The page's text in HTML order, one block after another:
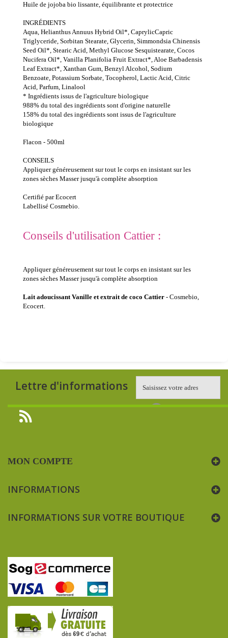
Huile de jojoba bio lissante, équilibrante et protectrice
INGRÉDIENTS
Aqua, Helianthus Annuus Hybrid Oil*, CaprylicCapric
Triglyceride, Sorbitan Stearate, Glycerin, Simmondsia Chinensis
Seed Oil*, Stearic Acid, Methyl Glucose Sesquistearate, Cocos
Nucifera Oil*, Vanilla Planifolia Fruit Extract*, Aloe Barbadensis
Leaf Extract*, Xanthan Gum, Benzyl Alcohol, Sodium
Benzoate, Potassium Sorbate, Tocopherol, Lactic Acid, Citric
Acid, Parfum, Linalool
* Ingrédients issus de l'agriculture biologique
988% du total des ingrédients sont d'origine naturelle
158% du total des ingrédients sont issus de l'agriculture
biologique
Flacon - 500ml
CONSEILS
Appliquer généreusement sur tout le corps en insistant sur les
zones sèches Masser jusqu'à complète absorption
Certifié par Ecocert
Labellisé Cosmebio.
Conseils d'utilisation Cattier :
Appliquer généreusement sur tout le corps en insistant sur les
zones sèches Masser jusqu'à complète absorption
Lait adoucissant Vanille et extrait de coco Cattier - Cosmebio,
Ecocert.
Lettre d'informations
MON COMPTE
INFORMATIONS
INFORMATIONS SUR VOTRE BOUTIQUE